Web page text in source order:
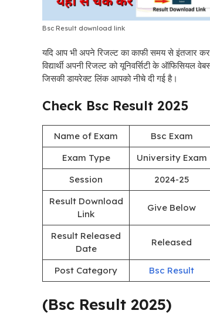
Bsc Result download link
यदि आप भी अपने रिजल्ट का काफी समय से इंतजार
विद्यार्थी अपनी रिजल्ट को यूनिवर्सिटी के
जिसकी डायरेक्ट लिंक आपको नीचे दी गई है।
Check Bsc Result 2025
Name of Exam
Bsc Exam
Exam Type
University Exam
Session
2024-25
Result Download
Link
Give Below
Result Released
Date
Released
Post Category Bsc Result
(Bsc Result 2025)